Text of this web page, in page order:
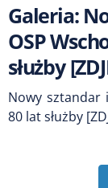
Galeria:
OSP
służby
Nowy sztandar
80 lat służby